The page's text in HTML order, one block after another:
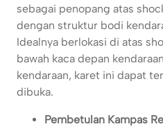
sebagai penopang atas
dengan struktur bodi
Idealnya berlokasi di atas
bawah kaca depan
kendaraan, karet ini dapat
dibuka.
Pembetulan Kampas